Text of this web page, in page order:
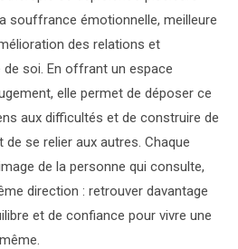
souffrance émotionnelle, meilleure
des relations et
soi. En offrant un espace
elle permet de déposer ce
aux difficultés et de construire de
de se relier aux autres. Chaque
de la personne qui consulte,
direction : retrouver davantage
et de confiance pour vivre une